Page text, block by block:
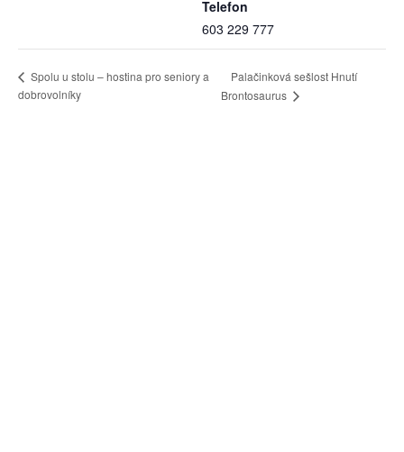
Telefon
603 229 777
Spolu u stolu – hostina pro seniory a
dobrovolníky
Palačinková sešlost Hnutí
Brontosaurus